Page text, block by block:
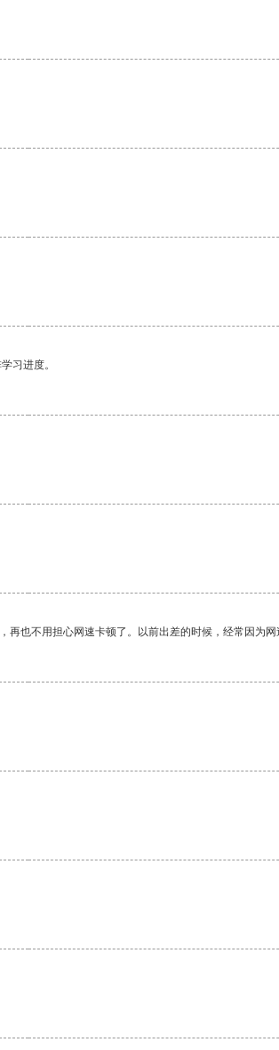
习进度。
也不用担心网速卡顿了。以前出差的时候，经常因为